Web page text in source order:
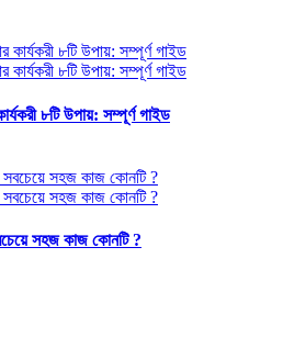
৮টি উপায়: সম্পূর্ণ গাইড
সহজ কাজ কোনটি ?